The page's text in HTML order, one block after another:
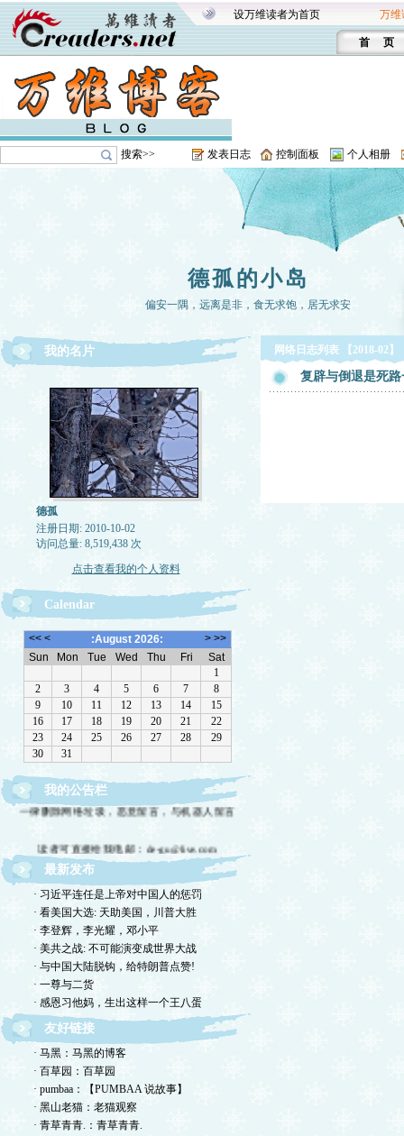
设万维读者为首页 万维
首 页
搜索>> 发表日志 控制面板 个人相册
德孤的小岛
偏安一隅，远离是非，食无求饱，居无求安
我的名片
德孤
注册日期: 2010-10-02
访问总量: 8,519,438 次
点击查看我的个人资料
Calendar
我的公告栏
一律删除网络垃圾，恶意留言，与机器人留言
欢迎留言交流，恕我不一一回复，敬请体谅。
欢迎转摘，包括国国内网站，但请注明出处！
欢迎光临德孤的小岛！谢绝网络垃圾！
最新发布
· 习近平连任是上帝对中国人的惩罚
· 看美国大选: 天助美国，川普大胜
· 李登辉，李光耀，邓小平
· 美共之战: 不可能演变成世界大战
· 与中国大陆脱钩，给特朗普点赞!
· 一尊与二货
· 感恩习他妈，生出这样一个王八蛋
友好链接
· 马黑：马黑的博客
· 百草园：百草园
· pumbaa：【PUMBAA 说故事】
· 黑山老猫：老猫观察
· 青草青青.：青草青青.
网络日志列表 【2018-02】
复辟与倒退是死路